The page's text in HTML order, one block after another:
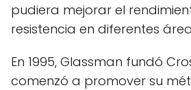
pudiera mejorar el
resistencia en diferentes
En 1995, Glassman fundó
comenzó a promover su